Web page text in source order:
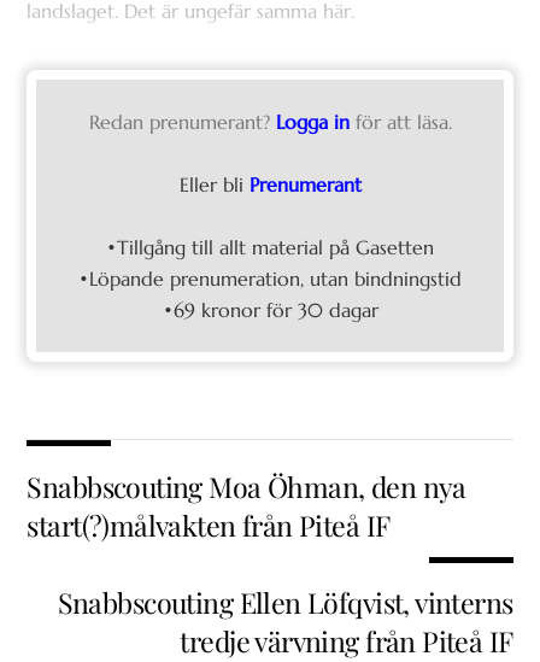
landslaget. Det är ungefär samma här.
Redan prenumerant? Logga in för att läsa.
Eller bli Prenumerant
•Tillgång till allt material på Gasetten
•Löpande prenumeration, utan bindningstid
•69 kronor för 30 dagar
Snabbscouting Moa Öhman, den nya
start(?)målvakten från Piteå IF
Snabbscouting Ellen Löfqvist, vinterns
tredje värvning från Piteå IF